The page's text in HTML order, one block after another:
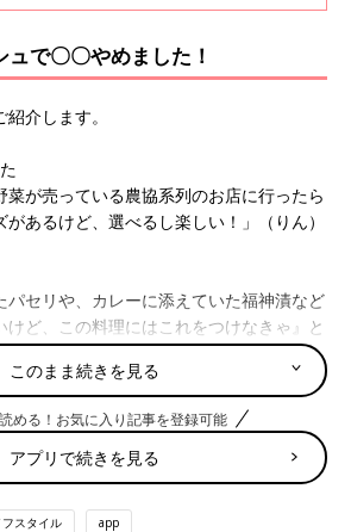
ーに聞くとともに、６年で1000万円貯めた
で〇〇やめました！
介します。
菜が売っている農協系列のお店に行ったら
あるけど、選べるし楽しい！」（りん）
パセリや、カレーに添えていた福神漬など
けど、この料理にはこれをつけなきゃ』と
してみたら、別に問題なかったです」（か
、シャンプーを毎日しなくてもOKにし
は楽して、結果的にシャンプー等の消費量
（ようちゃん）
このまま続きを見る
める！お気に入り記事を登録可能
アプリで続きを見る
フスタイル app